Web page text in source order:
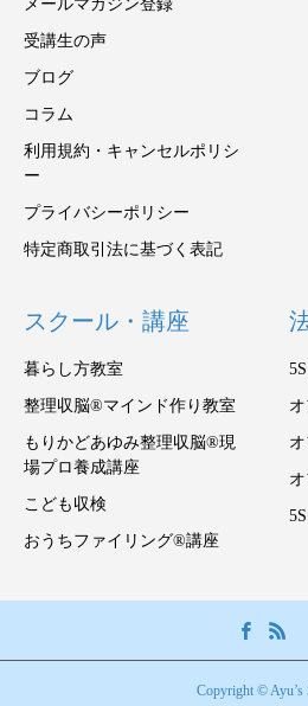
メールマガジン登録
受講生の声
ブログ
コラム
利用規約・キャンセルポリシ
ー
プライバシーポリシー
特定商取引法に基づく表記
スクール・講座
暮らし方教室
整理収脳®マインド作り教室
もりかどあゆみ整理収脳®現
場プロ養成講座
こども収検
おうちファイリング®講座
Copyright © Ayu’s